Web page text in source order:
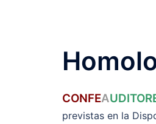
CONFEA
previstas en la